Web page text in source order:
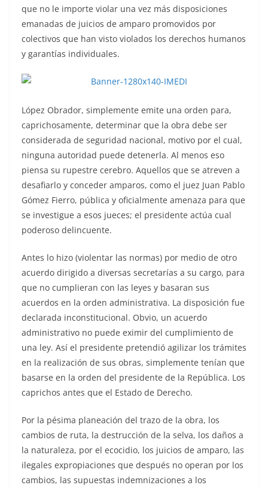
que no le importe violar una vez más disposiciones
emanadas de juicios de amparo promovidos por
colectivos que han visto violados los derechos humanos
y garantías individuales.
López Obrador, simplemente emite una orden para,
caprichosamente, determinar que la obra debe ser
considerada de seguridad nacional, motivo por el cual,
ninguna autoridad puede detenerla. Al menos eso
piensa su rupestre cerebro. Aquellos que se atreven a
desafiarlo y conceder amparos, como el juez Juan Pablo
Gómez Fierro, pública y oficialmente amenaza para que
se investigue a esos jueces; el presidente actúa cual
poderoso delincuente.
Antes lo hizo (violentar las normas) por medio de otro
acuerdo dirigido a diversas secretarías a su cargo, para
que no cumplieran con las leyes y basaran sus
acuerdos en la orden administrativa. La disposición fue
declarada inconstitucional. Obvio, un acuerdo
administrativo no puede eximir del cumplimiento de
una ley. Así el presidente pretendió agilizar los trámites
en la realización de sus obras, simplemente tenían que
basarse en la orden del presidente de la República. Los
caprichos antes que el Estado de Derecho.
Por la pésima planeación del trazo de la obra, los
cambios de ruta, la destrucción de la selva, los daños a
la naturaleza, por el ecocidio, los juicios de amparo, las
ilegales expropiaciones que después no operan por los
cambios, las supuestas indemnizaciones a los